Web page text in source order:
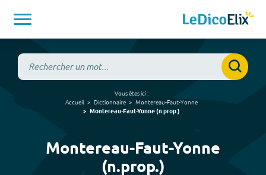
Vous êtes ici :
Accueil
Dictionnaire Montereau-Faut-Yonne
Montereau-Faut-Yonne(n.prop.)
Montereau-Faut-Yonne
(n.prop.)